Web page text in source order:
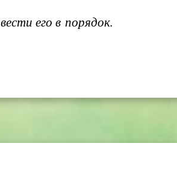
его в порядок.